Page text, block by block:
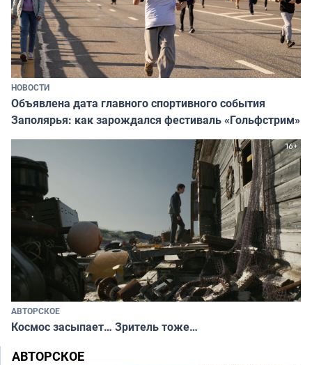
НОВОСТИ
Объявлена дата главного спортивного события
Заполярья: как зарождался фестиваль «Гольфстрим»
АВТОРСКОЕ
Космос засыпает… Зритель тоже…
АВТОРСКОЕ